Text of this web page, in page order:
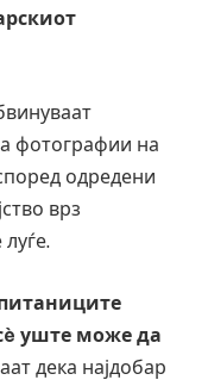
фотографии на
одредени
врз
уште може да
дека најдобар